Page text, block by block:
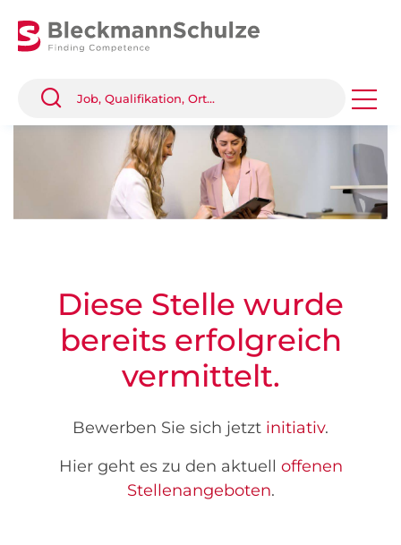
Diese Stelle wurde
bereits erfolgreich
vermittelt.
Bewerben Sie sich jetzt initiativ.
Hier geht es zu den aktuell offenen
Stellenangeboten.